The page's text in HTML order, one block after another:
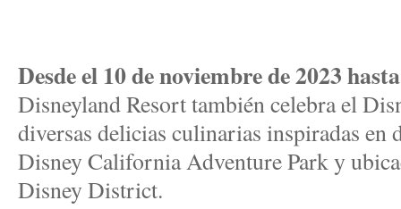
Desde el 10 de noviembre de 2023
Disneyland Resort también celebra el
diversas delicias culinarias inspiradas en
Disney California Adventure Park y
Disney District.